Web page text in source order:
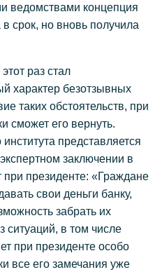
ведомствами концепция
срок, но вновь получила
раз стал
характер безотзывных
таких обстоятельств, при
сможет его вернуть.
представляется
заключении в
при президенте: «Граждане
свои деньги банку,
забрать их
ситуаций, в том числе
при президенте особо
все его замечания уже